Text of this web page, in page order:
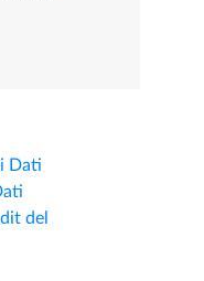
Dati
del